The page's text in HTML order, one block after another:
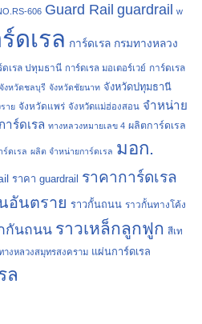
606 Guard Rail guardrail w
ดเรล การ์ดเรล กรมทางหลวง
ดเรล ปทุมธานี การ์ดเรล มอเตอร์เวย์ การ์ดเรล
จังหวัดชลบุรี จังหวัดชัยนาท จังหวัดปทุมธานี
าย จังหวัดแพร่ จังหวัดแม่ฮ่องสอน จำหน่าย
าร์ดเรล ทางหลวงหมายเลข 4 ผลิตการ์ดเรล
ดเรล ผลิต จำหน่ายการ์ดเรล มอก.
ราคา guardrail ราคาการ์ดเรล
อันตราย ราวกั้นถนน ราวกั้นทางโค้ง
กันถนน ราวเหล็กลูกฟูก สีเท
างหลวงสมุทรสงคราม แผ่นการ์ดเรล
ล